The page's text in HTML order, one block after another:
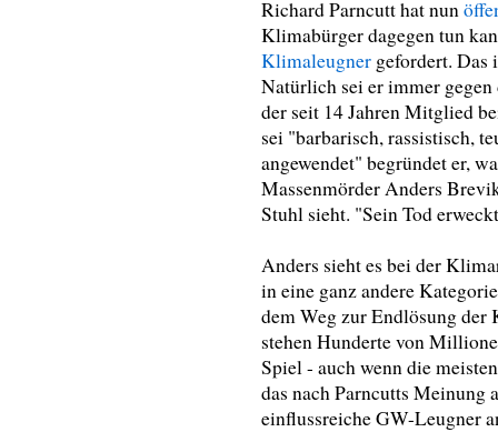
Richard Parncutt hat nun
Klimabürger dagegen tun
Klimaleugner gefordert. Das
Natürlich sei er immer gegen
der seit 14 Jahren Mitglied
sei "barbarisch, rassistisch,
angewendet" begründet er,
Massenmörder Anders
Stuhl sieht. "Sein Tod
Anders sieht es bei der
in eine ganz andere
dem Weg zur Endlösung der
stehen Hunderte von
Spiel - auch wenn die
das nach Parncutts Meinung
einflussreiche GW-Leugner